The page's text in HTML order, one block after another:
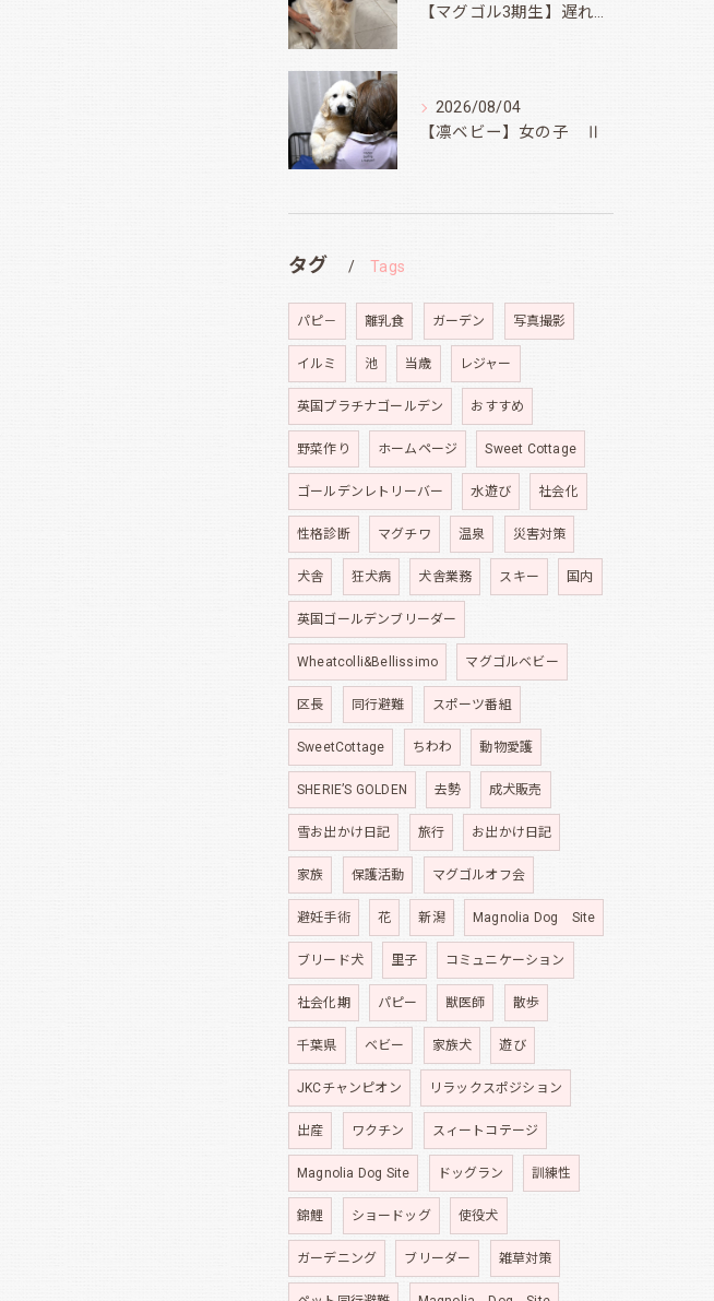
【マグゴル3期生】遅ればせながら
2026/08/04
【凛ベビー】女の子 Ⅱ
タグ Tags
パピ－ 離乳食 ガーデン 写真撮影
イルミ 池 当歳 レジャー
英国プラチナゴールデン おすすめ
野菜作り ホームページ Sweet Cottage
ゴールデンレトリーバー 水遊び 社会化
性格診断 マグチワ 温泉 災害対策
犬舎 狂犬病 犬舎業務 スキー 国内
英国ゴールデンブリーダー
Wheatcolli&Bellissimo マグゴルベビー
区長 同行避難 スポーツ番組
SweetCottage ちわわ 動物愛護
SHERIE’S GOLDEN 去勢 成犬販売
雪お出かけ日記 旅行 お出かけ日記
家族 保護活動 マグゴルオフ会
避妊手術 花 新潟 Magnolia Dog Site
ブリード犬 里子 コミュニケーション
社会化期 パピー 獣医師 散歩
千葉県 ベビー 家族犬 遊び
JKCチャンピオン リラックスポジション
出産 ワクチン スィートコテージ
Magnolia Dog Site ドッグラン 訓練性
錦鯉 ショードッグ 使役犬
ガーデニング ブリーダー 雑草対策